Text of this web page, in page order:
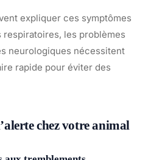
expliquer ces symptômes
les problèmes
neurologiques nécessitent
rapide pour éviter des
chez votre animal